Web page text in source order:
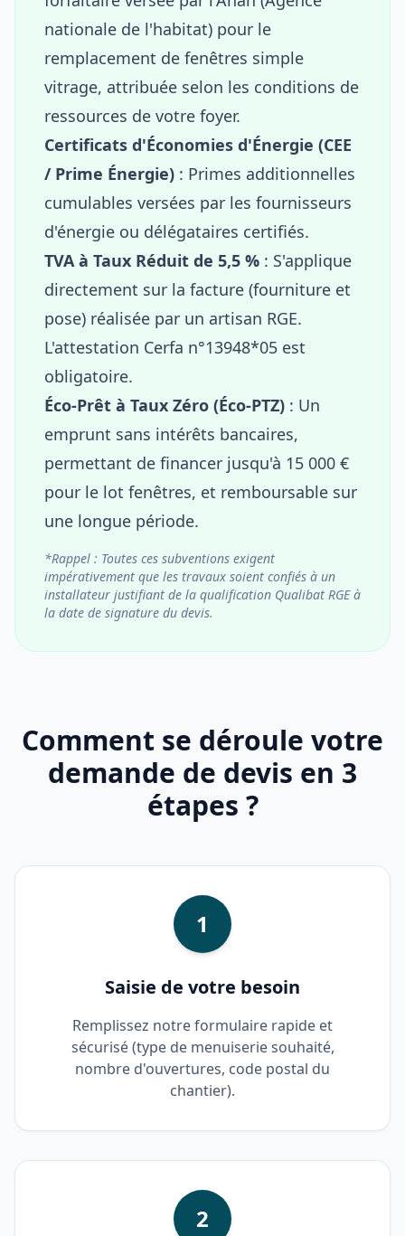
nationale de l'habitat) pour le
remplacement de fenêtres simple
vitrage, attribuée selon les conditions de
ressources de votre foyer.
Certificats d'Économies d'Énergie (CEE
/ Prime Énergie) : Primes additionnelles
cumulables versées par les fournisseurs
d'énergie ou délégataires certifiés.
TVA à Taux Réduit de 5,5 % : S'applique
directement sur la facture (fourniture et
pose) réalisée par un artisan RGE.
L'attestation Cerfa n°13948*05 est
obligatoire.
Éco-Prêt à Taux Zéro (Éco-PTZ) : Un
emprunt sans intérêts bancaires,
permettant de financer jusqu'à 15 000 €
pour le lot fenêtres, et remboursable sur
une longue période.
*Rappel : Toutes ces subventions exigent
impérativement que les travaux soient confiés à un
installateur justifiant de la qualification Qualibat RGE à
la date de signature du devis.
Comment se déroule votre
demande de devis en 3
étapes ?
1
Saisie de votre besoin
Remplissez notre formulaire rapide et
sécurisé (type de menuiserie souhaité,
nombre d'ouvertures, code postal du
chantier).
2